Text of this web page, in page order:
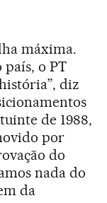
máxima.
país, o PT
diz
de 1988,
por
do
nada do
da